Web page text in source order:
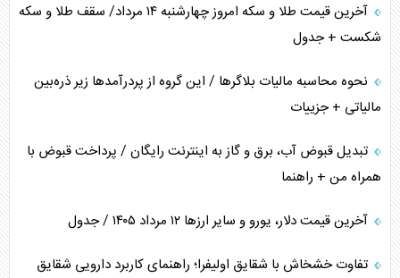
آخرین قیمت طلا و سکه امروز چهارشنبه ۱۴ مرداد/ سقف طلا و سکه
شکست + جدول
نحوه محاسبه مالیات بلاگر‌ها / این گروه از پردرآمد‌ها زیر ذره‌بین
مالیاتی + جزییات
تبدیل قبوض آب، برق و گاز به اینترنت رایگان / پرداخت قبوض با
همراه من + راهنما
آخرین قیمت دلار، یورو و سایر ارز‌ها ۱۲ مرداد ۱۴۰۵ / جدول
تفاوت خشخاش با شقایق اولیفرا؛ راهنمای کاربرد دارویی شقایق